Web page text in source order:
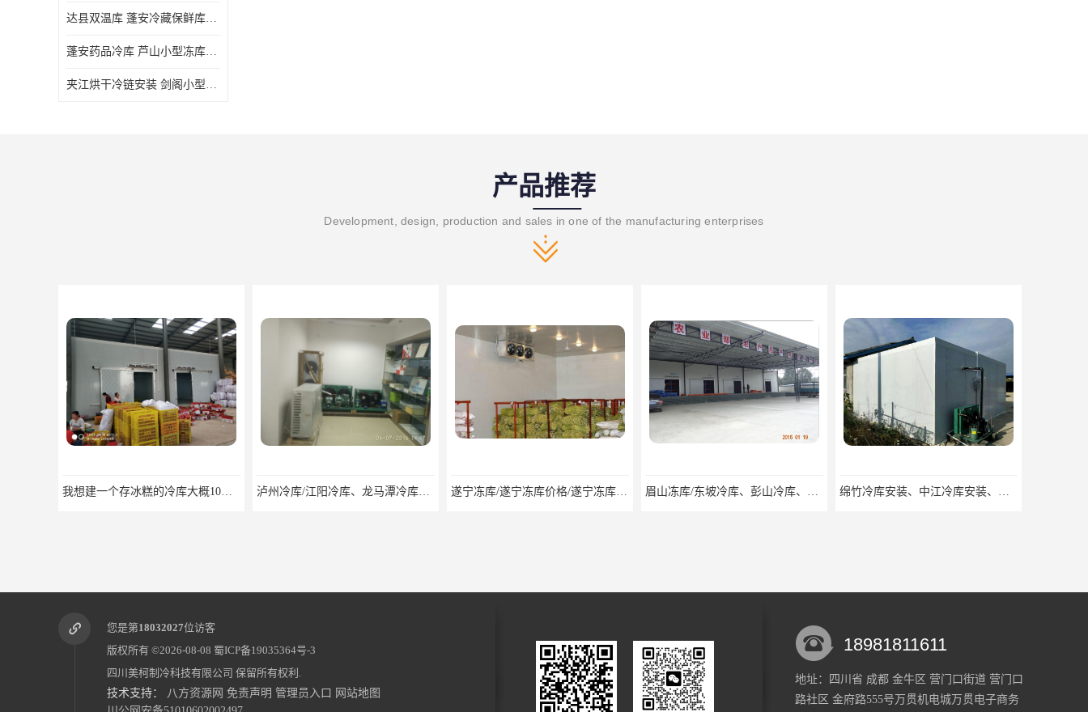
达县双温库 蓬安冷藏保鲜库设计 报价表
蓬安药品冷库 芦山小型冻库安装 报价表
夹江烘干冷链安装 剑阁小型冷库安装 设计方案
产品推荐
Development, design, production and sales in one of the manufacturing enterprises
我想建一个存冰糕的冷库大概10平方米 需要价格 泸州冷库/江阳冷库、龙马潭冷库、纳溪冷库、泸县冷库、合江冷库、叙永冷库、古蔺冷库 遂宁冻库/遂宁冻库价格/遂宁冻库安装 眉山冻库/东坡冷库、彭山冷库、仁寿冷库、丹棱冷库、青神冷库、洪雅冷库 绵竹冷库安装、中江冷库安装、罗江冷库安装
您是第18032027位访客
版权所有 ©2026-08-08 蜀ICP备19035364号-3
四川美柯制冷科技有限公司 保留所有权利.
技术支持： 八方资源网 免责声明 管理员入口 网站地图
18981811611
地址：四川省 成都 金牛区 营门口街道 营门口
路社区 金府路555号万贯机电城万贯电子商务